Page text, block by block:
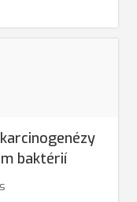
baktérií